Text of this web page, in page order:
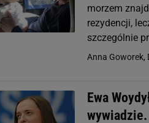
morzem
rezydencji,
szczególnie
Anna Goworek,
Ewa
wywiadzie.